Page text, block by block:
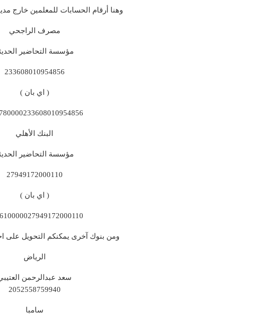
وهنا أرقام الحسابات للمعلمين خارج
مصرف الراجحي
مؤسسة التحاضير
233608010954856
( اي بان )
البنك الأهلي
مؤسسة التحاضير
27949172000110
( اي بان )
ومن بنوك آخرى يمكنكم التحويل على
الرياض
سعد عبدالرحمن
2052558759940
سامبا